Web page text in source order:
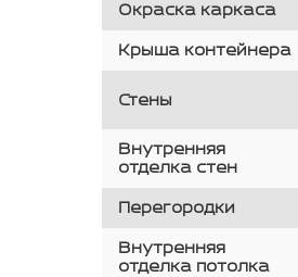
Окраска каркаса
Крыша контейнера
Стены
Внутренняя
отделка стен
Перегородки
Внутренняя
отделка потолка